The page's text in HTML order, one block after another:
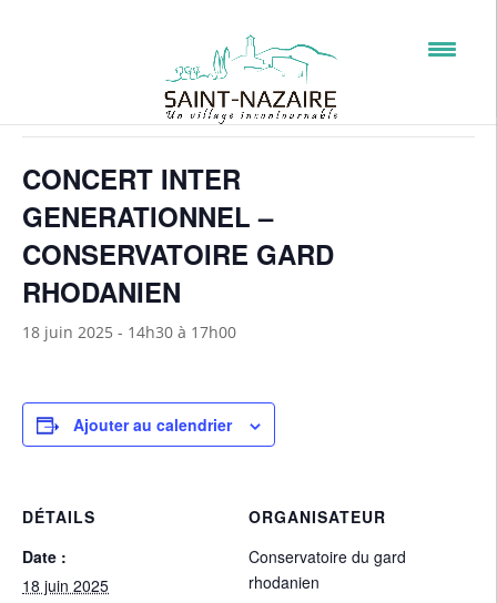
« Tous les Évènements
Cet évènement est passé.
CONCERT INTER
GENERATIONNEL –
CONSERVATOIRE GARD
RHODANIEN
18 juin 2025 - 14h30 à 17h00
Ajouter au calendrier
DÉTAILS
Date :
18 juin 2025
ORGANISATEUR
Conservatoire du gard
rhodanien